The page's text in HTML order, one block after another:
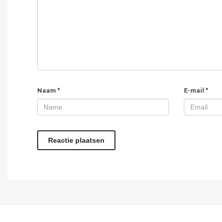
Naam * E-mail *